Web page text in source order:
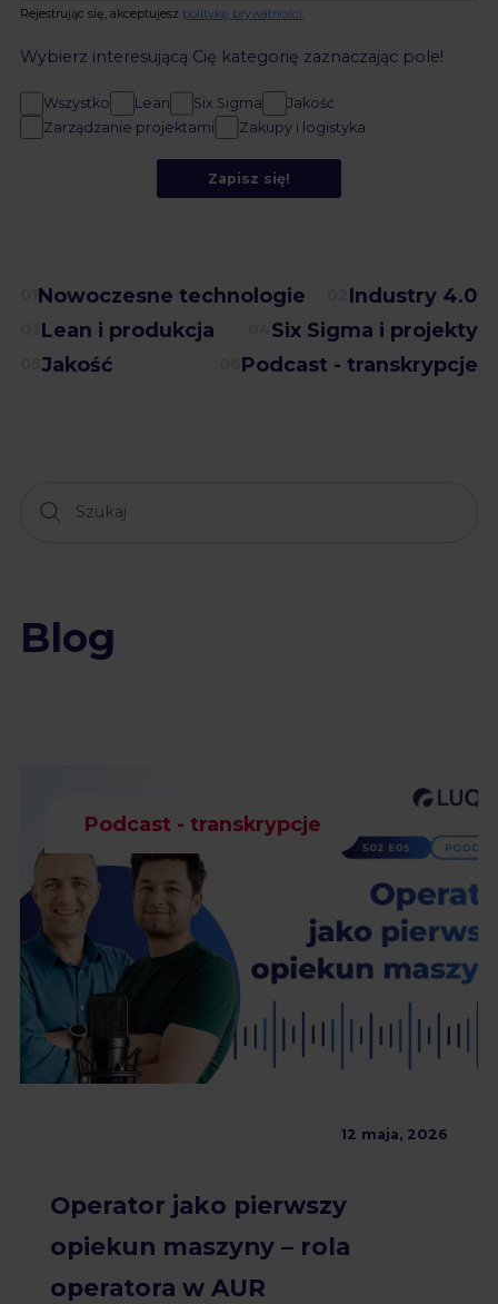
Rejestrując się, akceptujesz politykę prywatności.
Wybierz interesującą Cię kategorię zaznaczając pole!
Wszystko Lean Six Sigma
Jakość
Zarządzanie projektami
Zakupy i logistyka
Zapisz się!
Nowoczesne technologie Industry 4.0
Lean i produkcja Six Sigma i projekty
Jakość Podcast - transkrypcje
Blog
Podcast - transkrypcje
12 maja, 2026
Operator jako pierwszy
opiekun maszyny – rola
operatora w AUR